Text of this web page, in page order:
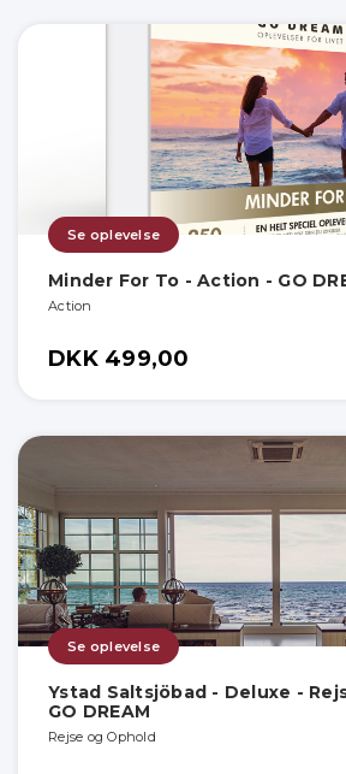
Se oplevelse
Minder For To - Action - GO
Action
DKK 499,00
Se oplevelse
Ystad Saltsjöbad - Deluxe -
GO DREAM
Rejse og Ophold